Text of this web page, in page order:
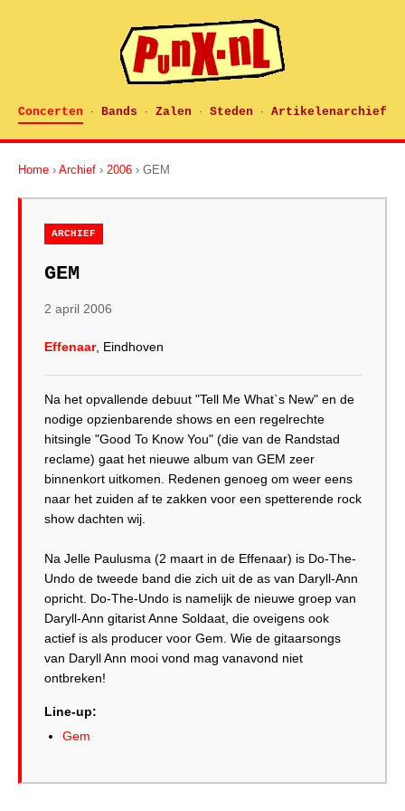
Concerten · Bands · Zalen · Steden · Artikelenarchief
Home › Archief › 2006 › GEM
ARCHIEF
GEM
2 april 2006
Effenaar, Eindhoven
Na het opvallende debuut "Tell Me What`s New" en de
nodige opzienbarende shows en een regelrechte
hitsingle "Good To Know You" (die van de Randstad
reclame) gaat het nieuwe album van GEM zeer
binnenkort uitkomen. Redenen genoeg om weer eens
naar het zuiden af te zakken voor een spetterende rock
show dachten wij.
Na Jelle Paulusma (2 maart in de Effenaar) is Do-The-
Undo de tweede band die zich uit de as van Daryll-Ann
opricht. Do-The-Undo is namelijk de nieuwe groep van
Daryll-Ann gitarist Anne Soldaat, die oveigens ook
actief is als producer voor Gem. Wie de gitaarsongs
van Daryll Ann mooi vond mag vanavond niet
Line-up:
Gem